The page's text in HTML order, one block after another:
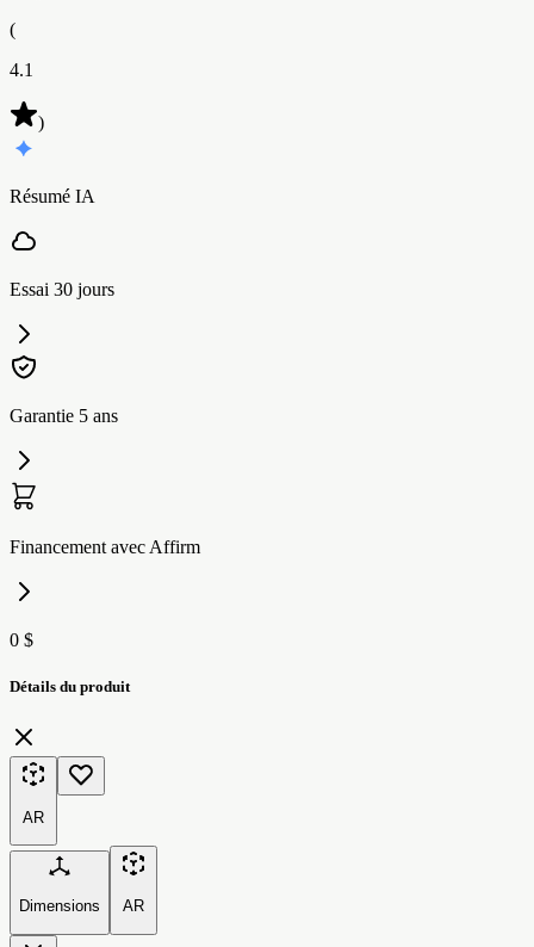
(
4.1
)
Résumé IA
Essai 30 jours
Garantie 5 ans
Financement avec Affirm
0 $
Détails du produit
AR
Dimensions AR